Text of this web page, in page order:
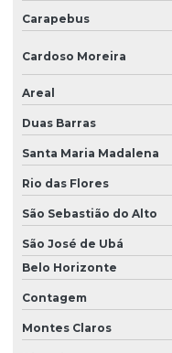
Supermercado online em sp
Carapebus
Cardoso Moreira
Areal
Duas Barras
Santa Maria Madalena
Rio das Flores
São Sebastião do Alto
São José de Ubá
Belo Horizonte
Contagem
Montes Claros